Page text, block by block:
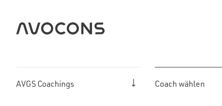
springen
AVGS Coachings Coach wählen